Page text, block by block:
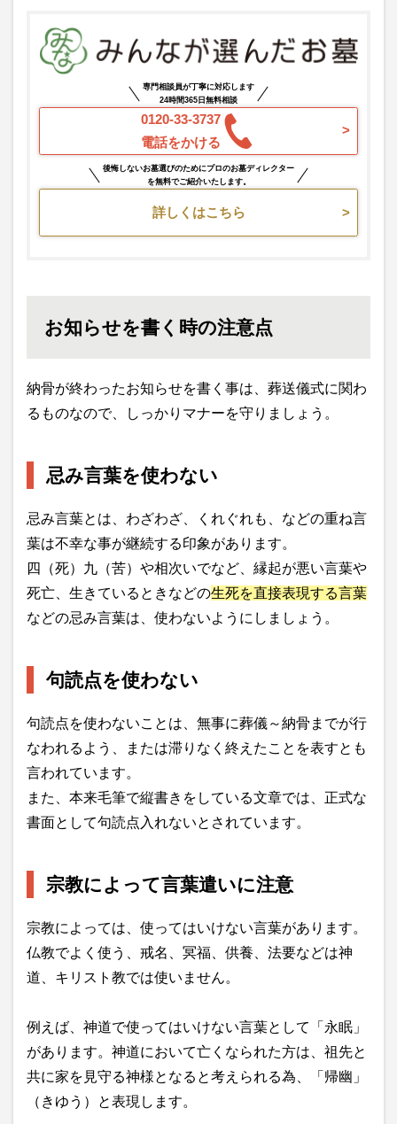
専門相談員が丁寧に対応します
24時間365日無料相談
0120-33-3737
電話をかける
後悔しないお墓選びのためにプロのお墓ディレクター
を無料でご紹介いたします。
詳しくはこちら
お知らせを書く時の注意点
納骨が終わったお知らせを書く事は、葬送儀式に関わ
るものなので、しっかりマナーを守りましょう。
忌み言葉を使わない
忌み言葉とは、わざわざ、くれぐれも、などの重ね言
葉は不幸な事が継続する印象があります。
四（死）九（苦）や相次いでなど、縁起が悪い言葉や
死亡、生きているときなどの生死を直接表現する言葉
などの忌み言葉は、使わないようにしましょう。
句読点を使わない
句読点を使わないことは、無事に葬儀～納骨までが行
なわれるよう、または滞りなく終えたことを表すとも
言われています。
また、本来毛筆で縦書きをしている文章では、正式な
書面として句読点入れないとされています。
宗教によって言葉遣いに注意
宗教によっては、使ってはいけない言葉があります。
仏教でよく使う、戒名、冥福、供養、法要などは神
道、キリスト教では使いません。
例えば、神道で使ってはいけない言葉として「永眠」
があります。神道において亡くなられた方は、祖先と
共に家を見守る神様となると考えられる為、「帰幽」
（きゆう）と表現します。